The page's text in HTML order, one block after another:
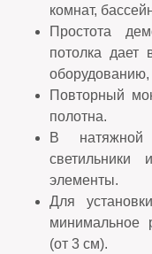
комнат,
Простота
потолка дает
Повторный
полотна.
В натяжной
элементы.
Для
минимальное
(от 3 см).